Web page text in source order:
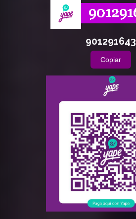
901291643
Copiar